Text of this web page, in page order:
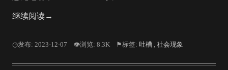
继续阅读→
◷发布: 2023-12-07 👁浏览: 8.3K ⚑标签: 吐槽 , 社会现象